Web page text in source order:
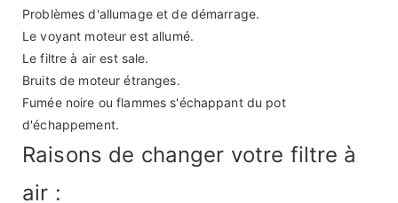
Problèmes d'allumage et de démarrage.
Le voyant moteur est allumé.
Le filtre à air est sale.
Bruits de moteur étranges.
Fumée noire ou flammes s'échappant du pot
d'échappement.
Raisons de changer votre filtre à
air :